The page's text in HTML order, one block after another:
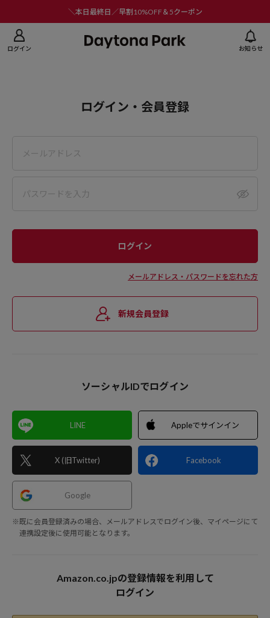
＼本日最終日／早割10%OFF＆5クーポン
ログイン お知らせ
ログイン・会員登録
メールアドレス・パスワードを忘れた方
新規会員登録
ソーシャルIDでログイン
LINE
X (旧Twitter)
Appleでサインイン
Facebook
Google
※既に会員登録済みの場合、メールアドレスでログイン後、マイページにて
連携設定後に使用可能となります。
Amazon.co.jpの登録情報を利用して
ログイン